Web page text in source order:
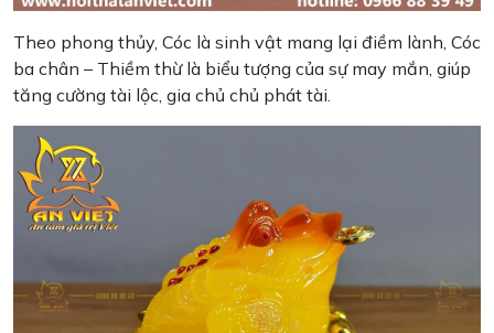
Theo phong thủy, Cóc là sinh vật mang lại điềm lành, Cóc
ba chân – Thiềm thừ là biểu tượng của sự may mắn, giúp
tăng cường tài lộc, gia chủ chủ phát tài.